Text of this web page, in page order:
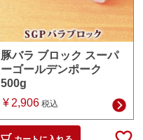
豚バラ ブロック スーパ
ーゴールデンポーク
500g
¥ 2,906 税込